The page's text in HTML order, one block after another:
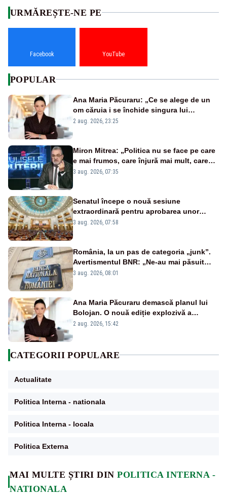
MAI MULTE ȘTIRI DINPOLITICA INTERNA -
NATIONALA
URMĂREȘTE-NE PE
Facebook YouTube
POPULAR
Ana Maria Păcuraru: „Ce se alege de un
om căruia i se închide singura lui
portiță?”
2 aug. 2026, 23:25
Miron Mitrea: „Politica nu se face pe care
e mai frumos, care înjură mai mult, care
țipă mai tare, ci pe proiecte”
3 aug. 2026, 07:35
Senatul începe o nouă sesiune
extraordinară pentru aprobarea unor
jaloane din PNRR
3 aug. 2026, 07:58
România, la un pas de categoria „junk”.
Avertismentul BNR: „Ne-au mai păsuit
pentru câteva luni”
3 aug. 2026, 08:01
Ana Maria Păcuraru demască planul lui
Bolojan. O nouă ediție explozivă a
emisiunii „Miza Zilei” la Realitatea PLUS
2 aug. 2026, 15:42
CATEGORII POPULARE
Actualitate
Politica Interna - nationala
Politica Interna - locala
Politica Externa